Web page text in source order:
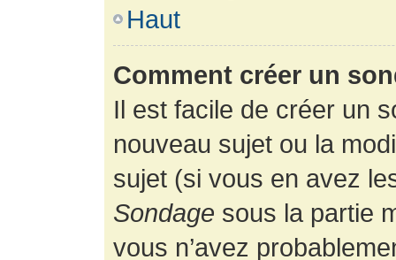
Haut
Comment créer un
Il est facile de créer un
nouveau sujet ou la
sujet (si vous en avez
Sondage sous la partie
vous n’avez